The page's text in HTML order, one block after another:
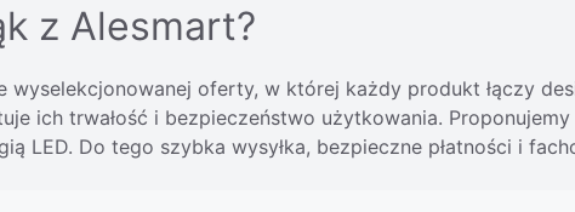
z Alesmart?
wyselekcjonowanej oferty, w której każdy produkt łączy
ich trwałość i bezpieczeństwo użytkowania.
LED. Do tego szybka wysyłka, bezpieczne płatności i